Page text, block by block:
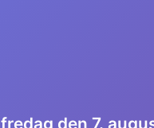
fredag den 7.